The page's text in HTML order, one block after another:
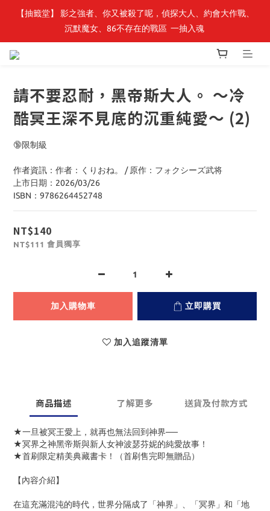
最新開賣🔥「全知讀者視角」 周邊商品
【抽籤堂】 影之強者、你又被殺了呢，偵探大人、約會大作戰、
沉默魔女、86不存在的戰區  一抽入魂
請不要忍耐，黑帝斯大人。 ～冷
酷冥王深不見底的沉重純愛～ (2)
🔞限制級
作者資訊：作者：くりおね。 / 原作：フォクシーズ武将
上市日期：2026/03/26
ISBN：9786264452748
NT$140
NT$111 會員獨享
加入購物車 立即購買
加入追蹤清單
商品描述 了解更多 送貨及付款方式
★一旦被冥王愛上，就再也無法回到神界──
★冥界之神黑帝斯與新人女神波瑟芬妮的純愛故事！
★首刷限定精美典藏書卡！（首刷售完即無贈品）
【內容介紹】
在這充滿混沌的時代，世界分隔成了「神界」、「冥界」和「地